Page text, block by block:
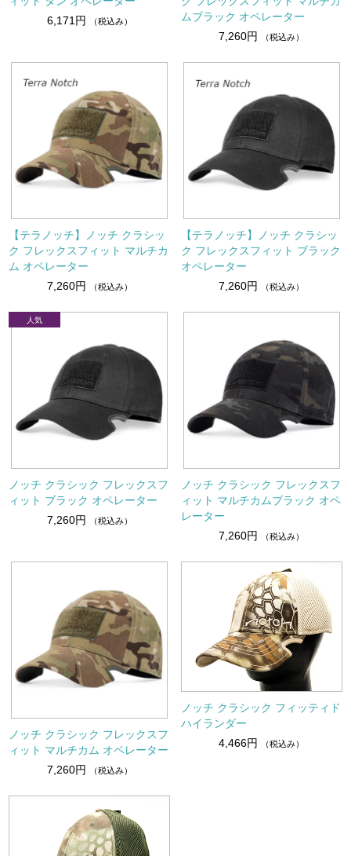
6,171円
（税込み）
ムブラック オペレーター
7,260円
（税込み）
【テラノッチ】ノッチ クラシッ
ク フレックスフィット マルチカ
ム オペレーター
7,260円
（税込み）
【テラノッチ】ノッチ クラシッ
ク フレックスフィット ブラック
オペレーター
7,260円
（税込み）
ノッチ クラシック フレックスフ
ィット ブラック オペレーター
7,260円
（税込み）
ノッチ クラシック フレックスフ
ィット マルチカムブラック オペ
レーター
7,260円
（税込み）
ノッチ クラシック フレックスフ
ィット マルチカム オペレーター
7,260円
（税込み）
ノッチ クラシック フィッティド
ハイランダー
4,466円
（税込み）